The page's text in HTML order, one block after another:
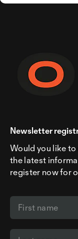
Newsletter
Would you like
the latest
register now for